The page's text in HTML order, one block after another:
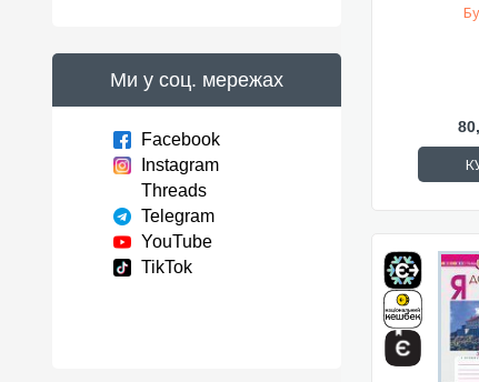
Ми у соц. мережах
Facebook
Instagram
Threads
Telegram
YouTube
TikTok